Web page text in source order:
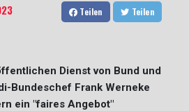
Teilen Teilen
Dienst von Bund und
Bundeschef Frank Werneke
ein "faires Angebot"